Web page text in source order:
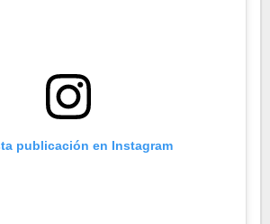
publicación en Instagram